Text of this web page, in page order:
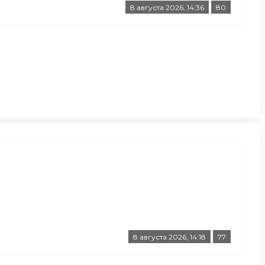
8 августа 2026, 14:36 80
8 августа 2026, 14:18 77